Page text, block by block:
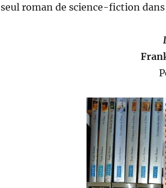
seul roman de science-fiction